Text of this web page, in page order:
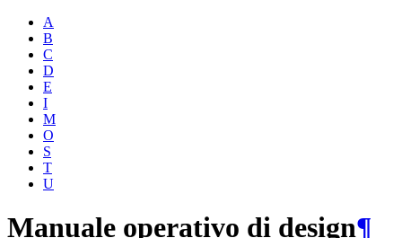
A
B
C
D
E
I
M
O
S
T
U
Manuale operativo di design¶